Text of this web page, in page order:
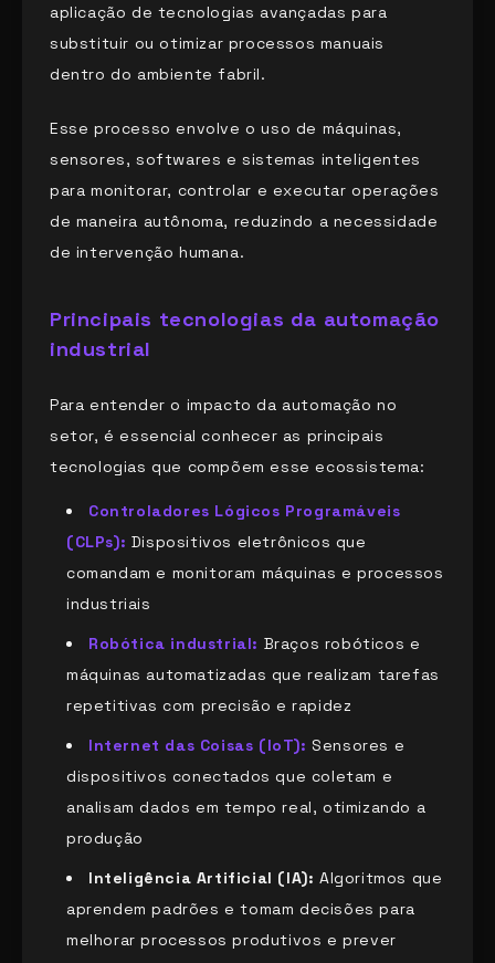
aplicação de tecnologias avançadas para
substituir ou otimizar processos manuais
dentro do ambiente fabril.
Esse processo envolve o uso de máquinas,
sensores, softwares e sistemas inteligentes
para monitorar, controlar e executar operações
de maneira autônoma, reduzindo a necessidade
de intervenção humana.
Principais tecnologias da automação
industrial
Para entender o impacto da automação no
setor, é essencial conhecer as principais
tecnologias que compõem esse ecossistema:
Controladores Lógicos Programáveis
(CLPs): Dispositivos eletrônicos que
comandam e monitoram máquinas e processos
industriais
Robótica industrial: Braços robóticos e
máquinas automatizadas que realizam tarefas
repetitivas com precisão e rapidez
Internet das Coisas (IoT): Sensores e
dispositivos conectados que coletam e
analisam dados em tempo real, otimizando a
produção
Inteligência Artificial (IA): Algoritmos que
aprendem padrões e tomam decisões para
melhorar processos produtivos e prever